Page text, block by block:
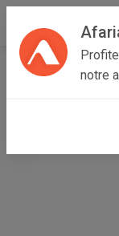
notre
Accueil